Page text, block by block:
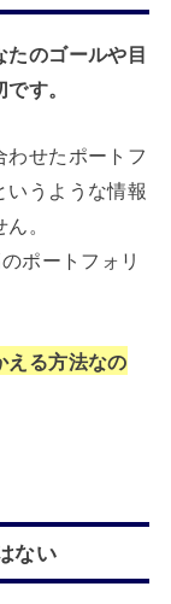
のゴールや目
す。
せたポートフ
うような情報
。
ポートフォリ
える方法なの
ない